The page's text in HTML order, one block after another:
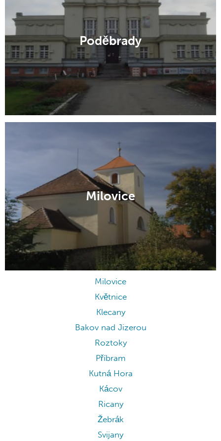
Poděbrady
Milovice
Milovice
Květnice
Klecany
Bakov nad Jizerou
Roztoky
Příbram
Kutná Hora
Kácov
Ricany
Žebrák
Svijany